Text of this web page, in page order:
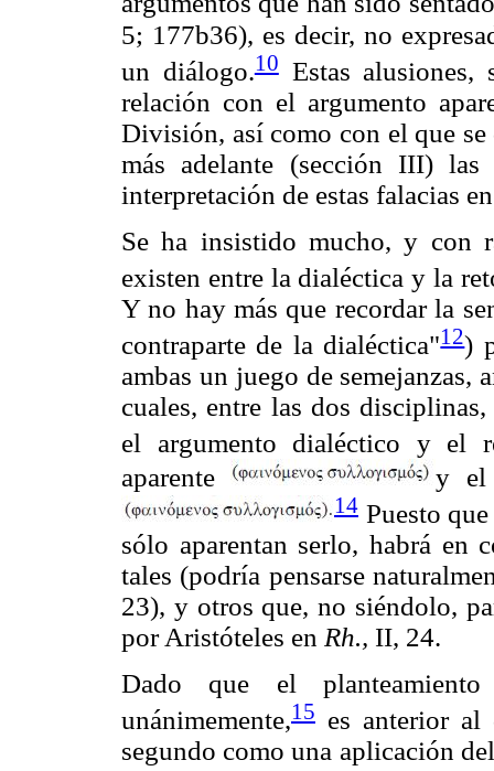
5; 177b36), es decir, no
un diálogo.10Estas alusiones,
relación con el argumento
División, así como con el que
más adelante (sección III)
interpretación de estas falacias
Se ha insistido mucho, y con
existen entre la dialéctica y la
Y no hay más que recordar la
contraparte de la dialéctica"12)
ambas un juego de
cuales, entre las dos
el argumento dialéctico y el
aparente
y el
14 Puesto
sólo aparentan serlo, habrá en
tales (podría pensarse
23), y otros que, no siéndolo,
por Aristóteles en Rh., II, 24.
Dado que el
unánimemente,15 es anterior
segundo como una aplicación